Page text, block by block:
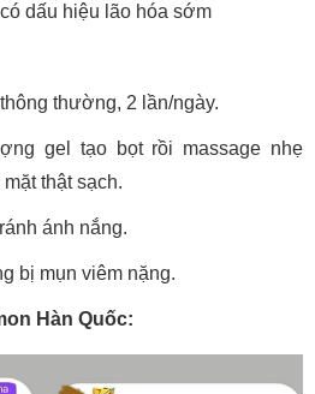
dấu hiệu lão hóa sớm
thường, 2 lần/ngày.
gel tạo bọt rồi massage nhẹ
thật sạch.
ánh nắng.
bị mụn viêm nặng.
Hàn Quốc: